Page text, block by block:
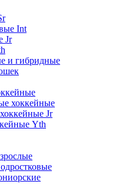
Int
Jr
и гибридные
хоккейные
Jr
Yth